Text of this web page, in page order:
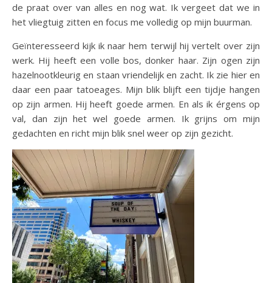
de praat over van alles en nog wat. Ik vergeet dat we in
het vliegtuig zitten en focus me volledig op mijn buurman.
Geïnteresseerd kijk ik naar hem terwijl hij vertelt over zijn
werk. Hij heeft een volle bos, donker haar. Zijn ogen zijn
hazelnootkleurig en staan vriendelijk en zacht. Ik zie hier en
daar een paar tatoeages. Mijn blik blijft een tijdje hangen
op zijn armen. Hij heeft goede armen. En als ik érgens op
val, dan zijn het wel goede armen. Ik grijns om mijn
gedachten en richt mijn blik snel weer op zijn gezicht.